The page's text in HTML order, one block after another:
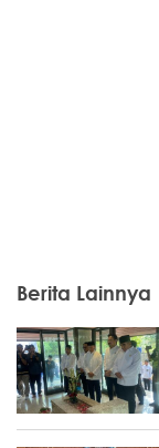
Berita Lainnya